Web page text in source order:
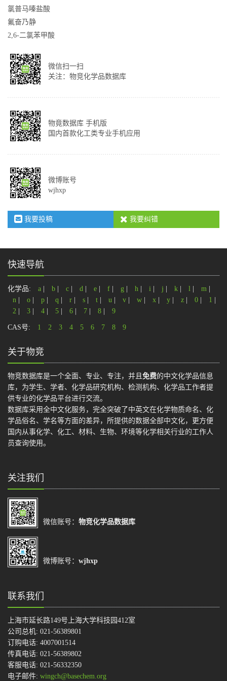
氯普马嗪盐酸
氟奋乃静
2,6-二氯苯甲酸
微信扫一扫
关注：物竞化学品数据库
物竟数据库 手机版
国内首款化工类专业手机应用
微博账号
wjhxp
我要投稿 我要纠错
快速导航
化学品: a b c d e f g h i j k l m
n
o p q r s t u v w x y z 0 1
2
3 4 5 6 7 8 9
CAS号: 1 2 3 4 5 6 7 8 9
关于物竞
物竞数据库是一个全面、专业、专注，并且 免费的中文化学品信息
库，为学生、学者、化学品研究机构、检测机构、化学品工作者提
供专业的化学品平台进行交流。
数据库采用全中文化服务，完全突破了中英文在化学物质命名、化
学品俗名、学名等方面的差异，所提供的数据全部中文化，更方便
国内从事化学、化工、材料、生物、环境等化学相关行业的工作人
员查询使用。
关注我们
微信账号： 物竞化学品数据库
微博账号： wjhxp
联系我们
上海市延长路149号上海大学科技园412室
公司总机: 021-56389801
订购电话: 4007001514
传真电话: 021-56389802
客服电话: 021-56332350
电子邮件: wingch@basechem.org